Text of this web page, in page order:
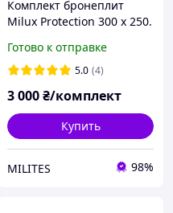
Комплект бронеплит
Milux Protection 300 x 250.
Готово к отправке
5.0 (4)
3 000₴/комплект
Купить
MILITES 98%